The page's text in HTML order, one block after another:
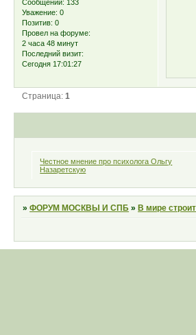
Сообщений: 133
Уважение: 0
Позитив: 0
Провел на форуме:
2 часа 48 минут
Последний визит:
Сегодня 17:01:27
Страница:1
Честное мнение про психолога Ольгу
Назаретскую
»ФОРУМ МОСКВЫ И СПБ »В мире